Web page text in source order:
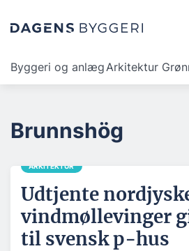
Byggeri og anlægArkitektur
Brunnshög
ARKITEKTUR
Udtjente
vindmøllevinger
til svensk p-hus